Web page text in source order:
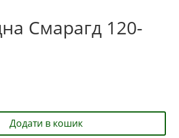
Смарагд 120-
Додати в кошик